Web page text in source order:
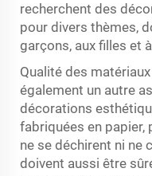
recherchent des
pour divers thèmes,
garçons, aux filles et
Qualité des
également un autre
décorations
fabriquées en papier,
ne se déchirent ni ne
doivent aussi être